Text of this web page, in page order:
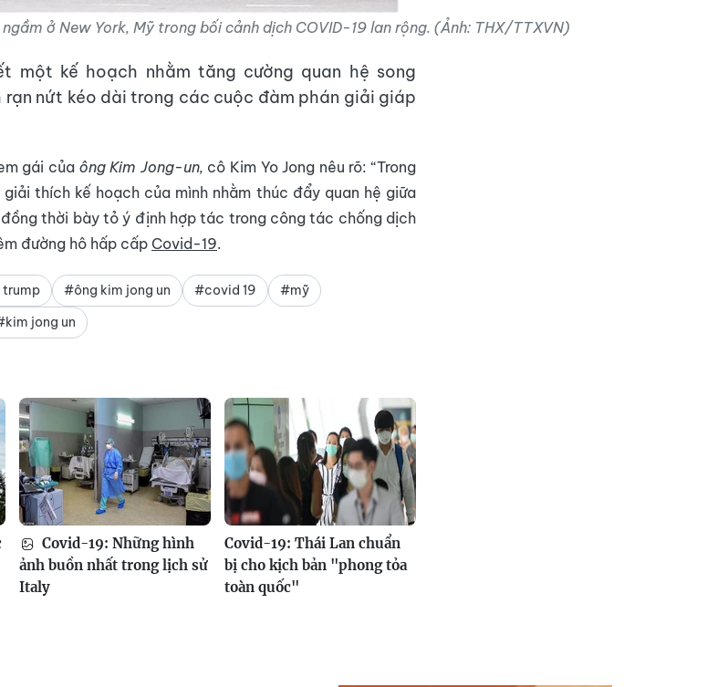
ở New York, Mỹ trong bối cảnh dịch COVID-19 lan rộng. (Ảnh: THX/TTXVN)
một kế hoạch nhằm tăng cường quan hệ song
nứt kéo dài trong các cuộc đàm phán giải giáp
gái của ông Kim Jong-un, cô Kim Yo Jong nêu rõ: “Trong
thích kế hoạch của mình nhằm thúc đẩy quan hệ giữa
đồng thời bày tỏ ý định hợp tác trong công tác chống dịch
đường hô hấp cấp Covid-19.
trump #ông kim jong un #covid 19
#mỹ
jong un
Covid-19: Những hình
ảnh buồn nhất trong lịch sử
Italy
Covid-19: Thái Lan chuẩn
bị cho kịch bản "phong tỏa
toàn quốc"